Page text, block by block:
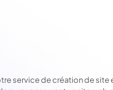
service de création de